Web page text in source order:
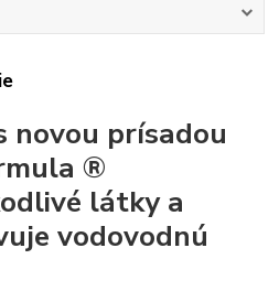
novou prísadou
®
látky a
vodovodnú